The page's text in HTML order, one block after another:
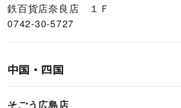
鉄百貨店奈良店 １Ｆ
0742-30-5727
中国・四国
そごう広島店